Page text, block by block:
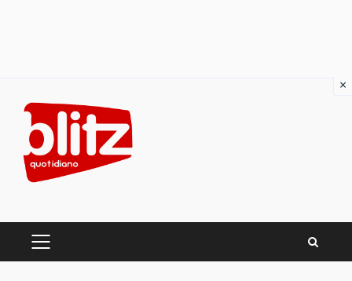
content
PRIMARY
×